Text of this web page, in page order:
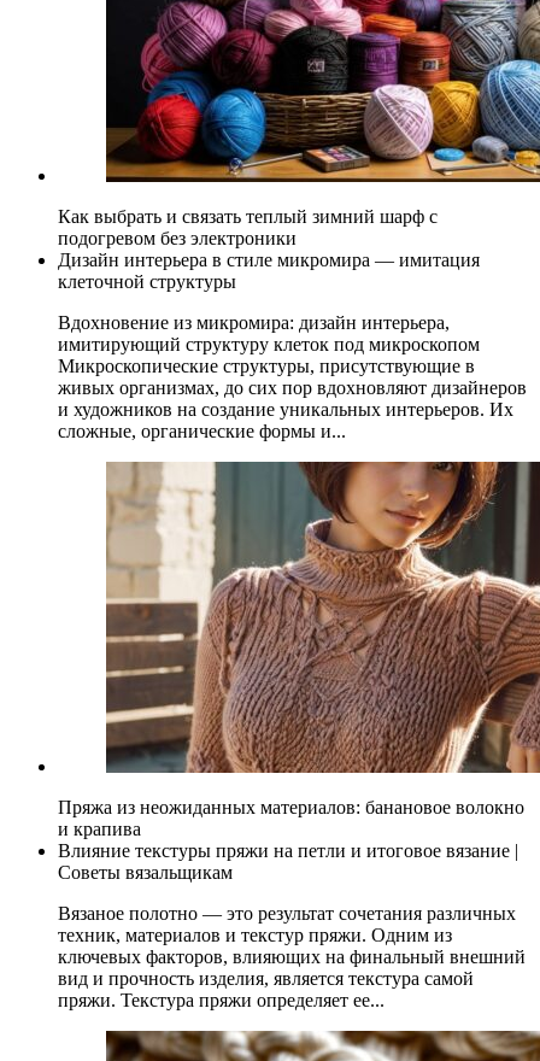
Как выбрать и связать теплый зимний шарф с
подогревом без электроники
Дизайн интерьера в стиле микромира — имитация
клеточной структуры
Вдохновение из микромира: дизайн интерьера,
имитирующий структуру клеток под микроскопом
Микроскопические структуры, присутствующие в
живых организмах, до сих пор вдохновляют дизайнеров
и художников на создание уникальных интерьеров. Их
сложные, органические формы и...
Пряжа из неожиданных материалов: банановое волокно
и крапива
Влияние текстуры пряжи на петли и итоговое вязание |
Советы вязальщикам
Вязаное полотно — это результат сочетания различных
техник, материалов и текстур пряжи. Одним из
ключевых факторов, влияющих на финальный внешний
вид и прочность изделия, является текстура самой
пряжи. Текстура пряжи определяет ее...